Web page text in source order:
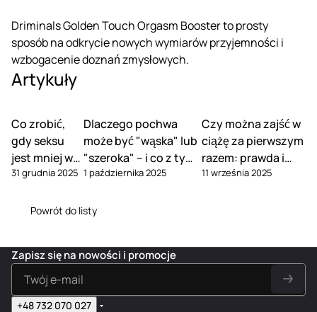
Driminals Golden Touch Orgasm Booster to prosty
sposób na odkrycie nowych wymiarów przyjemności i
wzbogacenie doznań zmysłowych.
Artykuły
Co zrobić,
gdy seksu
jest mniej w
związku
31 grudnia 2025
Dlaczego pochwa
może być "wąska" lub
"szeroka" – i co z tym
zrobić
1 października 2025
Czy można zajść w
ciążę za pierwszym
razem: prawda i
mity
11 września 2025
Powrót do listy
Zapisz się na nowości i promocje
+48 732 070 027